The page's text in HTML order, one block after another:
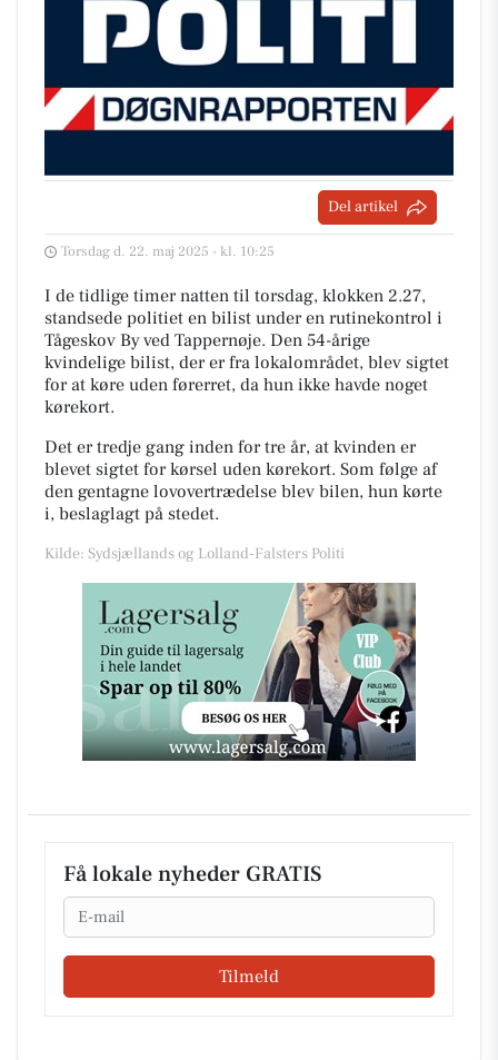
Del artikel
Torsdag d. 22. maj 2025 - kl. 10:25
I de tidlige timer natten til torsdag, klokken 2.27,
standsede politiet en bilist under en rutinekontrol i
Tågeskov By ved Tappernøje. Den 54-årige
kvindelige bilist, der er fra lokalområdet, blev sigtet
for at køre uden førerret, da hun ikke havde noget
kørekort.
Det er tredje gang inden for tre år, at kvinden er
blevet sigtet for kørsel uden kørekort. Som følge af
den gentagne lovovertrædelse blev bilen, hun kørte
i, beslaglagt på stedet.
Kilde: Sydsjællands og Lolland-Falsters Politi
Få lokale nyheder GRATIS
Email
Tilmeld